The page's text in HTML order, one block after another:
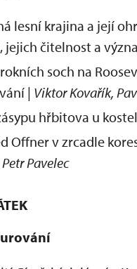
lesní krajina a její
jejich čitelnost a
soch na
| Viktor Kovařík,
hřbitova u
Offner v zrcadle
Petr Pavelec